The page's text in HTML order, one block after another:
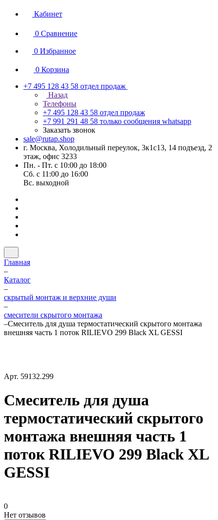
Кабинет
0 Сравнение
0 Избранное
0 Корзина
+7 495 128 43 58 отдел продаж
Назад
Телефоны
+7 495 128 43 58 отдел продаж
+7 991 291 48 58 только сообщения whatsapp
Заказать звонок
sale@rutap.shop
г. Москва, Холодильный переулок, 3к1с13, 14 подъезд, 2
этаж, офис 3233
Пн. - Пт. с 10:00 до 18:00
Сб. с 11:00 до 16:00
Вс. выходной
Главная
–
Каталог
–
скрытый монтаж и верхние души
–
смесители скрытого монтажа
–Смеситель для душа термостатический скрытого монтажа
внешняя часть 1 поток RILIEVO 299 Black XL GESSI
Арт. 59132.299
Смеситель для душа
термостатический скрытого
монтажа внешняя часть 1
поток RILIEVO 299 Black XL
GESSI
0
Нет отзывов